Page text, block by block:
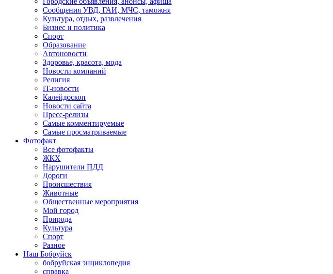
Сообщения УВД, ГАИ, МЧС, таможня
Культура, отдых, развлечения
Бизнес и политика
Спорт
Образование
Автоновости
Здоровье, красота, мода
Новости компаний
Религия
IT-новости
Калейдоскоп
Новости сайта
Пресс-релизы
Самые комментируемые
Самые просматриваемые
Фотофакт
Все фотофакты
ЖКХ
Нарушители ПДД
Дороги
Происшествия
Животные
Общественные мероприятия
Мой город
Природа
Культура
Спорт
Разное
Наш Бобруйск
бобруйская энциклопедия
справка